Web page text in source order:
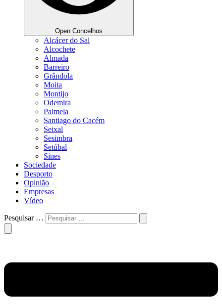
Open Concelhos
Alcácer do Sal
Alcochete
Almada
Barreiro
Grândola
Moita
Montijo
Odemira
Palmela
Santiago do Cacém
Seixal
Sesimbra
Setúbal
Sines
Sociedade
Desporto
Opinião
Empresas
Vídeo
Pesquisar …